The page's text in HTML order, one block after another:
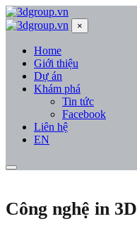
×
Home
Giới thiệu
Dự án
Khám phá
Tin tức
Facebook
Liên hệ
EN
Công nghệ in 3D